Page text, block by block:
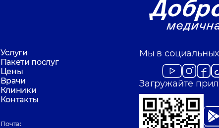
Услуги
Пакети послуг
Цены
Врачи
Клиники
Контакты
Почта:
Мы в социальных
Загружайте